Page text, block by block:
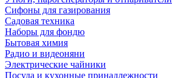
Сифоны для газирования
Садовая техника
Наборы для фондю
Бытовая химия
Радио и видеоняни
Электрические чайники
Посуда и кухонные принадлежности